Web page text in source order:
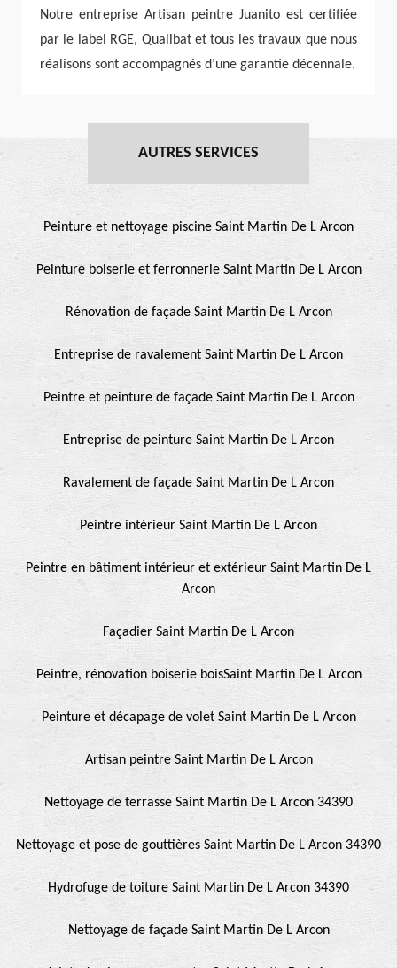
Notre entreprise Artisan peintre Juanito est certifiée
par le label RGE, Qualibat et tous les travaux que nous
réalisons sont accompagnés d’une garantie décennale.
AUTRES SERVICES
Peinture et nettoyage piscine Saint Martin De L Arcon
Peinture boiserie et ferronnerie Saint Martin De L Arcon
Rénovation de façade Saint Martin De L Arcon
Entreprise de ravalement Saint Martin De L Arcon
Peintre et peinture de façade Saint Martin De L Arcon
Entreprise de peinture Saint Martin De L Arcon
Ravalement de façade Saint Martin De L Arcon
Peintre intérieur Saint Martin De L Arcon
Peintre en bâtiment intérieur et extérieur Saint Martin De L
Arcon
Façadier Saint Martin De L Arcon
Peintre, rénovation boiserie boisSaint Martin De L Arcon
Peinture et décapage de volet Saint Martin De L Arcon
Artisan peintre Saint Martin De L Arcon
Nettoyage de terrasse Saint Martin De L Arcon 34390
Nettoyage et pose de gouttières Saint Martin De L Arcon 34390
Hydrofuge de toiture Saint Martin De L Arcon 34390
Nettoyage de façade Saint Martin De L Arcon